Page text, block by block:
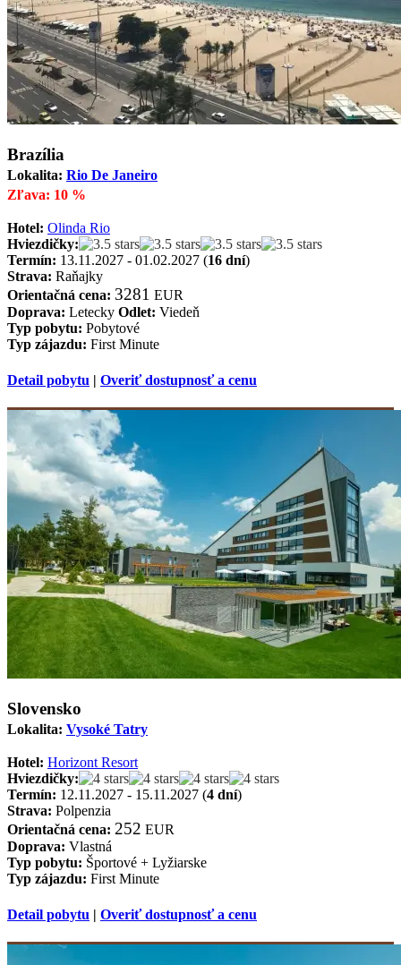
Brazília
Lokalita: Rio De Janeiro
Zľava: 10 %
Hotel: Olinda Rio
Hviezdičky:
Termín: 13.11.2027 - 01.02.2027 (16 dní)
Strava: Raňajky
Orientačná cena: 3281 EUR
Doprava: Letecky Odlet: Viedeň
Typ pobytu: Pobytové
Typ zájazdu: First Minute
Detail pobytu | Overiť dostupnosť a cenu
Slovensko
Lokalita: Vysoké Tatry
Hotel: Horizont Resort
Hviezdičky:
Termín: 12.11.2027 - 15.11.2027 (4 dní)
Strava: Polpenzia
Orientačná cena: 252 EUR
Doprava: Vlastná
Typ pobytu: Športové + Lyžiarske
Typ zájazdu: First Minute
Detail pobytu | Overiť dostupnosť a cenu